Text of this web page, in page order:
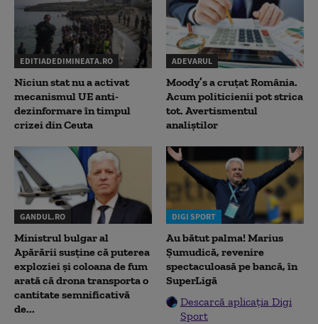
EDITIADEDIMINEATA.RO
Niciun stat nu a activat
mecanismul UE anti-
dezinformare în timpul
crizei din Ceuta
ADEVARUL
Moody’s a cruțat România.
Acum politicienii pot strica
tot. Avertismentul
analiștilor
GANDUL.RO
Ministrul bulgar al
Apărării susține că puterea
exploziei și coloana de fum
arată că drona transporta o
cantitate semnificativă
de...
DIGI SPORT
Au bătut palma! Marius
Șumudică, revenire
spectaculoasă pe bancă, în
SuperLigă
Descarcă aplicația Digi
Sport